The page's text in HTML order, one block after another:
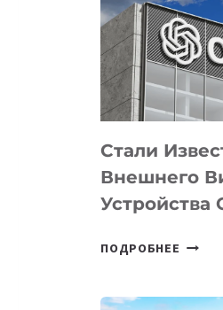
ПО
Стали
Внешнего
Устройства
ПОДРОБНЕЕ СТАЛИ